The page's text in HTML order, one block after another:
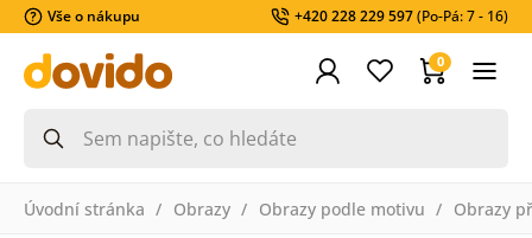
Vše o nákupu +420 228 229 597(Po-Pá: 7 - 16)
0
Úvodní stránka Obrazy Obrazy podle motivu Obrazy